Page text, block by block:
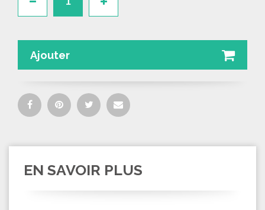
Ajouter
EN SAVOIR PLUS